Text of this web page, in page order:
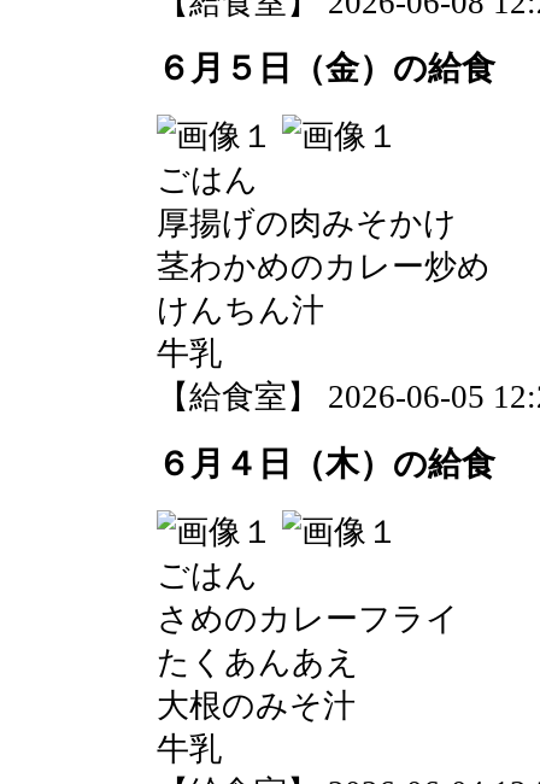
６月５日（金）の給食
ごはん
厚揚げの肉みそかけ
茎わかめのカレー炒め
けんちん汁
牛乳
【給食室】 2026-06-05
６月４日（木）の給食
ごはん
さめのカレーフライ
たくあんあえ
大根のみそ汁
牛乳